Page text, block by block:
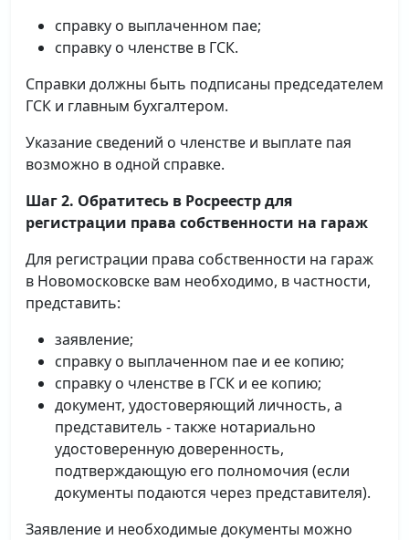
справку о выплаченном пае;
справку о членстве в ГСК.
Справки должны быть подписаны председателем
ГСК и главным бухгалтером.
Указание сведений о членстве и выплате пая
возможно в одной справке.
Шаг 2. Обратитесь в Росреестр для
регистрации права собственности на гараж
Для регистрации права собственности на гараж
в Новомосковске вам необходимо, в частности,
представить:
заявление;
справку о выплаченном пае и ее копию;
справку о членстве в ГСК и ее копию;
документ, удостоверяющий личность, а
представитель - также нотариально
удостоверенную доверенность,
подтверждающую его полномочия (если
документы подаются через представителя).
Заявление и необходимые документы можно